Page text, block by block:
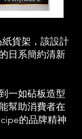
貨架， 該設計
日系簡約清新
一如砧板造型
幫助消費者在
的品牌精神